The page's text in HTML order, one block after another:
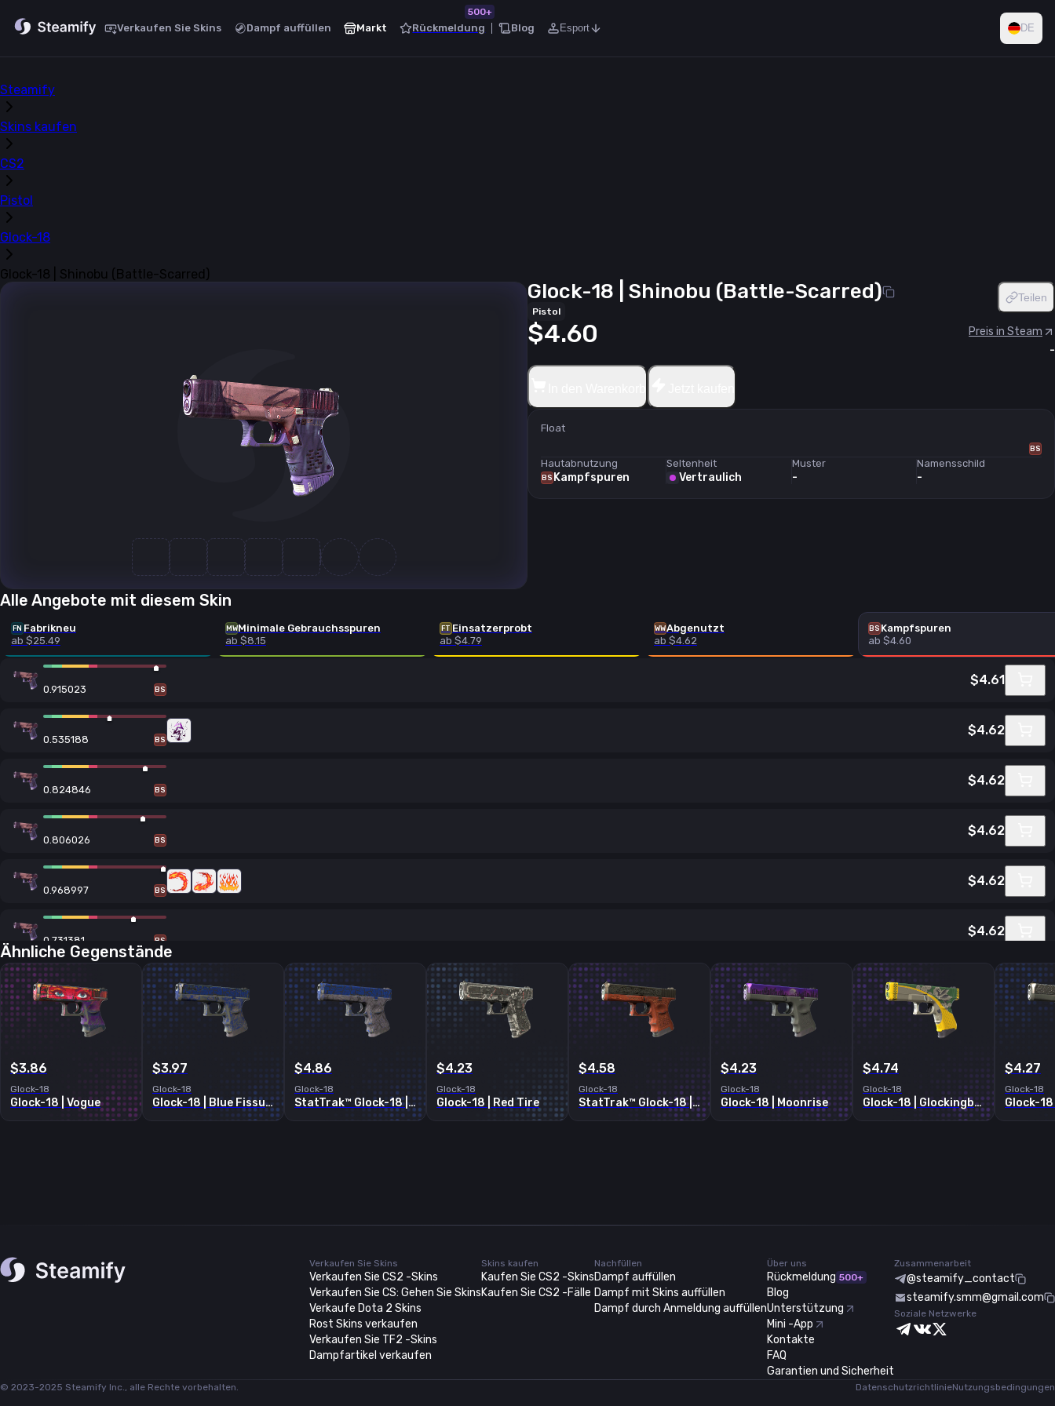
Verkaufen Sie Skins Dampf auffüllen Markt Rückmeldung
500+
Blog Esport DE
Steamify
Skins kaufen
CS2
Pistol
Glock-18
Glock-18 | Shinobu (Battle-Scarred)
Glock-18 | Shinobu (Battle-Scarred)
Pistol
Teilen
$4.60
Preis in Steam
-
Float
BS
Hautabnutzung
BS Kampfspuren
Seltenheit
Vertraulich
Muster
-
Namensschild
-
Alle Angebote mit diesem Skin
FN Fabrikneu
ab $25.49
MWMinimale Gebrauchsspuren
ab $8.15
FT Einsatzerprobt
ab $4.79
WWAbgenutzt
ab $4.62
BS Kampfspuren
ab $4.60
0.915023 BS
$4.61
0.535188 BS
$4.62
0.824846 BS
$4.62
0.806026 BS
$4.62
0.968997 BS
$4.62
0.731381 BS
$4.62
0.7401 BS
$4.62
0.871265
Ähnliche Gegenstände
$3.86
Glock-18
Glock-18 | Vogue
$3.97
Glock-18
Glock-18 | Blue Fissure
$4.86
Glock-18
StatTrak™ Glock-18 | Blue Fissure
$4.23
Glock-18
Glock-18 | Red Tire
$4.58
Glock-18
StatTrak™ Glock-18 | Royal Legion
$4.23
Glock-18
Glock-18 | Moonrise
$4.74
Glock-18
Glock-18 | Glockingbird
$4.27
Glock-18
Glock-
Verkaufen Sie Skins
Verkaufen Sie CS2 -Skins
Verkaufen Sie CS: Gehen Sie Skins
Verkaufe Dota 2 Skins
Rost Skins verkaufen
Verkaufen Sie TF2 -Skins
Dampfartikel verkaufen
Skins kaufen
Kaufen Sie CS2 -Skins
Kaufen Sie CS2 -Fälle
Nachfüllen
Dampf auffüllen
Dampf mit Skins auffüllen
Dampf durch Anmeldung auffüllen
Über uns
Rückmeldung 500+
Blog
Unterstützung
Mini -App
Kontakte
FAQ
Garantien und Sicherheit
Zusammenarbeit
@steamify_contact
steamify.smm@gmail.com
Soziale Netzwerke
© 2023-2025 Steamify Inc., alle Rechte vorbehalten. DatenschutzrichtlinieNutzungsbedingungen